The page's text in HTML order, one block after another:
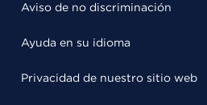
Aviso de no discriminación
Ayuda en su idioma
Privacidad de nuestro sitio web